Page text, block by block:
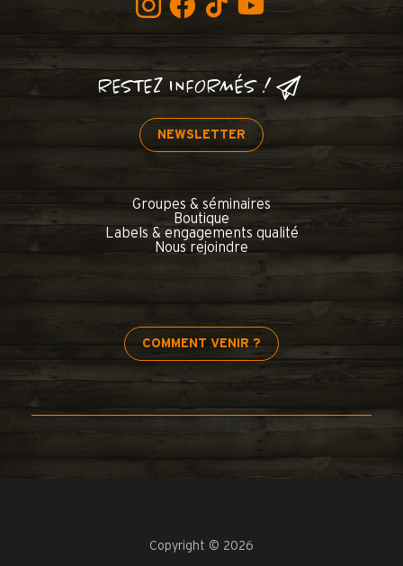
RESTEZ INFORMÉS !
NEWSLETTER
Groupes & séminaires
Boutique
Labels & engagements qualité
Nous rejoindre
COMMENT VENIR ?
Copyright © 2026